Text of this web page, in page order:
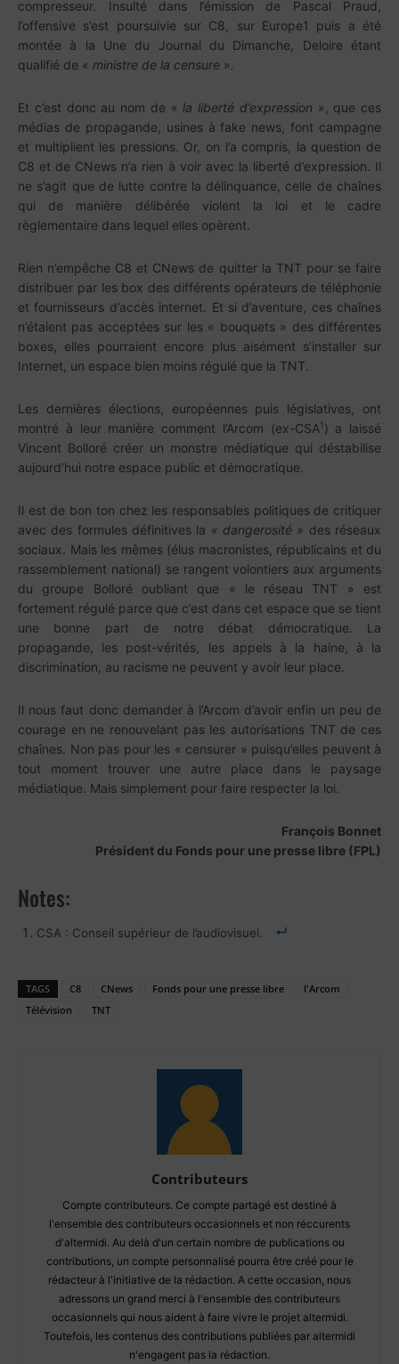
compresseur. Insulté dans l’émission de Pascal Praud,
l’offensive s’est poursuivie sur C8, sur Europe1 puis a été
montée à la Une du Journal du Dimanche, Deloire étant
qualifié de « ministre de la censure ».
Et c’est donc au nom de « la liberté d’expression », que ces
médias de propagande, usines à fake news, font campagne
et multiplient les pressions. Or, on l’a compris, la question de
C8 et de CNews n’a rien à voir avec la liberté d’expression. Il
ne s’agit que de lutte contre la délinquance, celle de chaînes
qui de manière délibérée violent la loi et le cadre
règlementaire dans lequel elles opèrent.
Rien n’empêche C8 et CNews de quitter la TNT pour se faire
distribuer par les box des différents opérateurs de téléphonie
et fournisseurs d’accès internet. Et si d’aventure, ces chaînes
n’étaient pas acceptées sur les « bouquets » des différentes
boxes, elles pourraient encore plus aisément s’installer sur
Internet, un espace bien moins régulé que la TNT.
Les dernières élections, européennes puis législatives, ont
montré à leur manière comment l’Arcom (ex-CSA1) a laissé
Vincent Bolloré créer un monstre médiatique qui déstabilise
aujourd’hui notre espace public et démocratique.
Il est de bon ton chez les responsables politiques de critiquer
avec des formules définitives la « dangerosité » des réseaux
sociaux. Mais les mêmes (élus macronistes, républicains et du
rassemblement national) se rangent volontiers aux arguments
du groupe Bolloré oubliant que « le réseau TNT » est
fortement régulé parce que c’est dans cet espace que se tient
une bonne part de notre débat démocratique. La
propagande, les post-vérités, les appels à la haine, à la
discrimination, au racisme ne peuvent y avoir leur place.
Il nous faut donc demander à l’Arcom d’avoir enfin un peu de
courage en ne renouvelant pas les autorisations TNT de ces
chaînes. Non pas pour les « censurer » puisqu’elles peuvent à
tout moment trouver une autre place dans le paysage
médiatique. Mais simplement pour faire respecter la loi.
François Bonnet
Président du Fonds pour une presse libre (FPL)
Notes:
CSA : Conseil supérieur de l’audiovisuel.
TAGS C8 CNews Fonds pour une presse libre
l'Arcom
Télévision
TNT
Contributeurs
Compte contributeurs. Ce compte partagé est destiné à
l'ensemble des contributeurs occasionnels et non réccurents
d'altermidi. Au delà d'un certain nombre de publications ou
contributions, un compte personnalisé pourra être créé pour le
rédacteur à l'initiative de la rédaction. A cette occasion, nous
adressons un grand merci à l'ensemble des contributeurs
occasionnels qui nous aident à faire vivre le projet altermidi.
Toutefois, les contenus des contributions publiées par altermidi
n'engagent pas la rédaction.